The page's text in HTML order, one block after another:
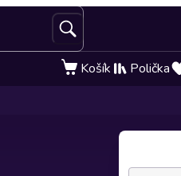
Košík Polička